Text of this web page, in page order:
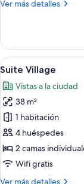
Ver más detalles
Más
Cabane
Abrir
todas
las
fotos
de
Suite
Village
1
Suite Village
Vistas a la ciudad
38 m²
1 habitación
4 huéspedes
2 camas
Wifi gratis
Ver más detalles
Más